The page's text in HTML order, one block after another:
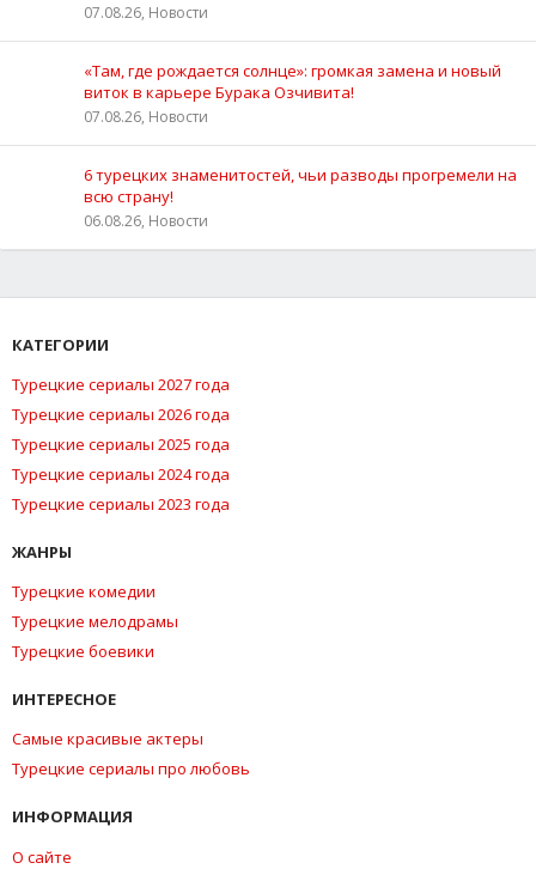
07.08.26, Новости
«Там, где рождается солнце»: громкая замена и новый
виток в карьере Бурака Озчивита!
07.08.26, Новости
6 турецких знаменитостей, чьи разводы прогремели на
всю страну!
06.08.26, Новости
КАТЕГОРИИ
Турецкие сериалы 2027 года
Турецкие сериалы 2026 года
Турецкие сериалы 2025 года
Турецкие сериалы 2024 года
Турецкие сериалы 2023 года
ЖАНРЫ
Турецкие комедии
Турецкие мелодрамы
Турецкие боевики
ИНТЕРЕСНОЕ
Самые красивые актеры
Турецкие сериалы про любовь
ИНФОРМАЦИЯ
О сайте